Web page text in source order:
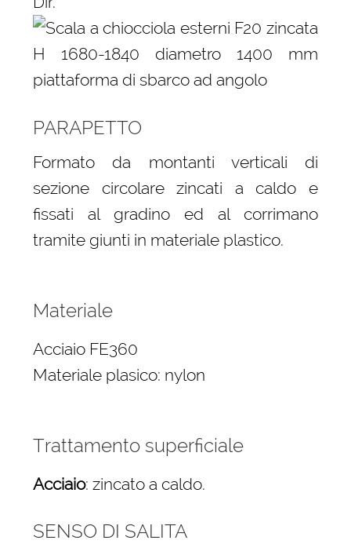
PARAPETTO
Formato da montanti verticali di
sezione circolare zincati a caldo e
fissati al gradino ed al corrimano
tramite giunti in materiale plastico.
Materiale
Acciaio FE360
Materiale plasico: nylon
Trattamento superficiale
Acciaio: zincato a caldo.
SENSO DI SALITA